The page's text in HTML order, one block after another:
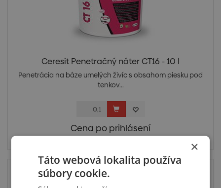
Ceresit Penetračný náter CT16 - 10 l
Penetrácia na báze umelých živíc s obsahom piesku pod
tenkov...
Cena po prihlásení
×
Táto webová lokalita používa
súbory cookie.